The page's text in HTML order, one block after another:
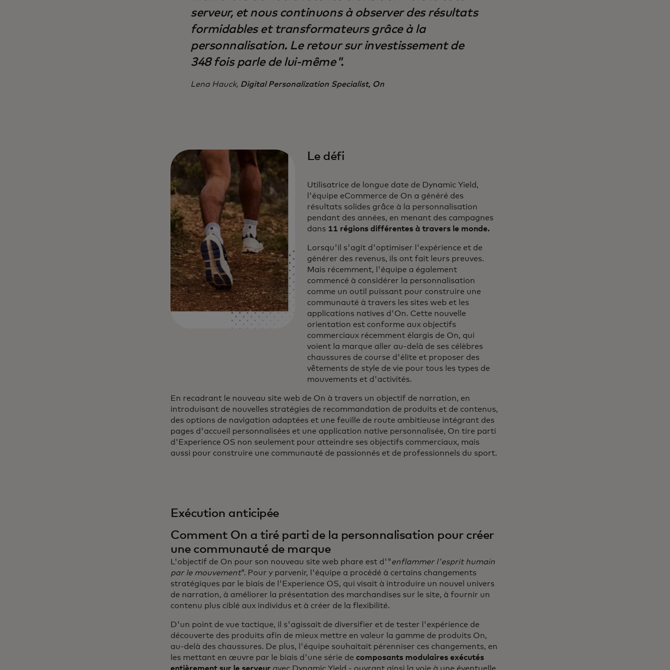
serveur, et nous continuons à observer des résultats
formidables et transformateurs grâce à la
personnalisation. Le retour sur investissement de
348 fois parle de lui-même".
Lena Hauck, Digital Personalization Specialist, On
Le défi
Utilisatrice de longue date de Dynamic Yield,
l'équipe eCommerce de On a généré des
résultats solides grâce à la personnalisation
pendant des années, en menant des campagnes
dans 11 régions différentes à travers le monde.
Lorsqu'il s'agit d'optimiser l'expérience et de
générer des revenus, ils ont fait leurs preuves.
Mais récemment, l'équipe a également
commencé à considérer la personnalisation
comme un outil puissant pour construire une
communauté à travers les sites web et les
applications natives d'On. Cette nouvelle
orientation est conforme aux objectifs
commerciaux récemment élargis de On, qui
voient la marque aller au-delà de ses célèbres
chaussures de course d'élite et proposer des
vêtements de style de vie pour tous les types de
mouvements et d'activités.
En recadrant le nouveau site web de On à travers un objectif de narration, en
introduisant de nouvelles stratégies de recommandation de produits et de contenus,
des options de navigation adaptées et une feuille de route ambitieuse intégrant des
pages d'accueil personnalisées et une application native personnalisée, On tire parti
d'Experience OS non seulement pour atteindre ses objectifs commerciaux, mais
aussi pour construire une communauté de passionnés et de professionnels du sport.
Exécution anticipée
Comment On a tiré parti de la personnalisation pour créer
une communauté de marque
L'objectif de On pour son nouveau site web phare est d'"enflammer l'esprit humain
par le mouvement". Pour y parvenir, l'équipe a procédé à certains changements
stratégiques par le biais de l'Experience OS, qui visait à introduire un nouvel univers
de narration, à améliorer la présentation des marchandises sur le site, à fournir un
contenu plus ciblé aux individus et à créer de la flexibilité.
D'un point de vue tactique, il s'agissait de diversifier et de tester l'expérience de
découverte des produits afin de mieux mettre en valeur la gamme de produits On,
au-delà des chaussures. De plus, l'équipe souhaitait pérenniser ces changements, en
les mettant en œuvre par le biais d'une série de composants modulaires exécutés